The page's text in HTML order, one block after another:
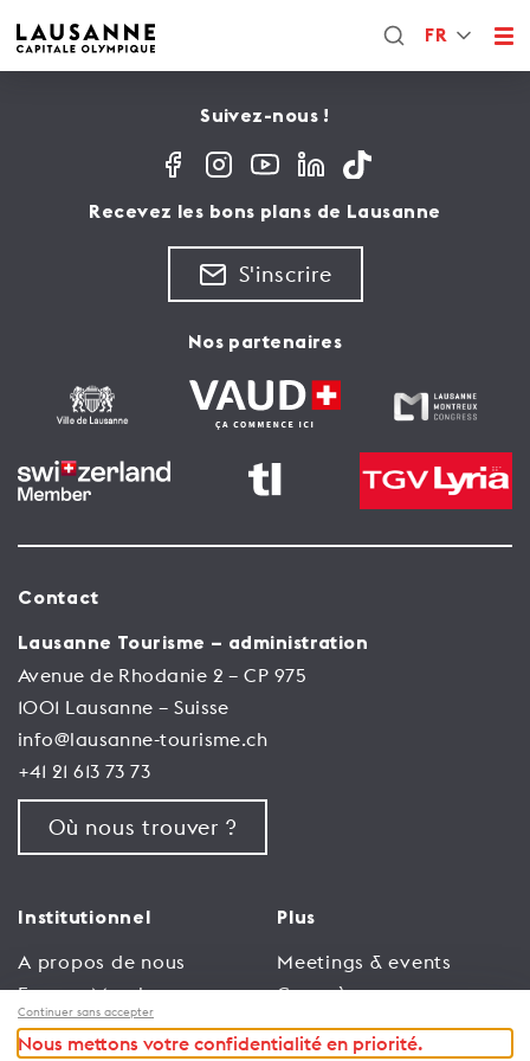
FR
Suivez-nous !
Recevez les bons plans de Lausanne
S'inscrire
Nos partenaires
Contact
Lausanne Tourisme – administration
Avenue de Rhodanie 2 – CP 975
1001 Lausanne – Suisse
info@lausanne-tourisme.ch
+41 21 613 73 73
Où nous trouver ?
Institutionnel
A propos de nous
Espace Membres
Emploi
Plus
Meetings & events
Congrès
Trade
Continuer sans accepter
Nous mettons votre confidentialité en priorité.